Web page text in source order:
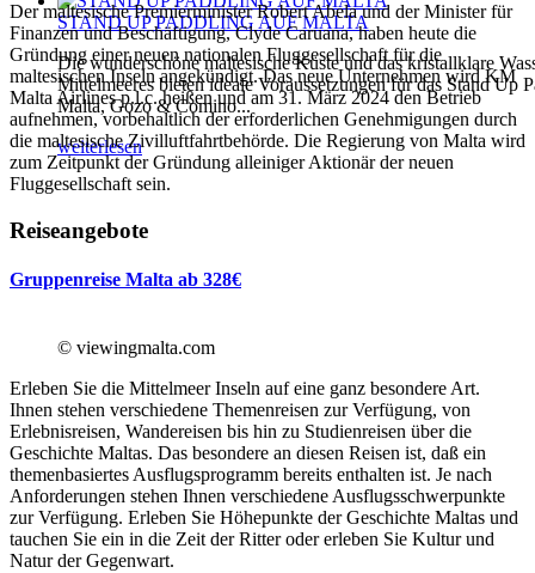
STAND UP PADDLING AUF MALTA
Die wunderschöne maltesische Küste und das kristallklare
Mittelmeeres bieten ideale Voraussetzungen für das Stand Up
Malta, Gozo & Comino...
weiterlesen
Der maltesische Premierminister Robert Abela und der Minister für
Finanzen und Beschäftigung, Clyde Caruana, haben heute die
Gründung einer neuen nationalen Fluggesellschaft für die
maltesischen Inseln angekündigt. Das neue Unternehmen wird KM
Malta Airlines p.l.c. heißen und am 31. März 2024 den Betrieb
aufnehmen, vorbehaltlich der erforderlichen Genehmigungen durch
die maltesische Zivilluftfahrtbehörde. Die Regierung von Malta wird
zum Zeitpunkt der Gründung alleiniger Aktionär der neuen
Fluggesellschaft sein.
Reiseangebote
Gruppenreise Malta ab 328€
© viewingmalta.com
Erleben Sie die Mittelmeer Inseln auf eine ganz besondere Art.
Ihnen stehen verschiedene Themenreisen zur Verfügung, von
Erlebnisreisen, Wandereisen bis hin zu Studienreisen über die
Geschichte Maltas. Das besondere an diesen Reisen ist, daß ein
themenbasiertes Ausflugsprogramm bereits enthalten ist. Je nach
Anforderungen stehen Ihnen verschiedene Ausflugsschwerpunkte
zur Verfügung. Erleben Sie Höhepunkte der Geschichte Maltas und
tauchen Sie ein in die Zeit der Ritter oder erleben Sie Kultur und
Natur der Gegenwart.